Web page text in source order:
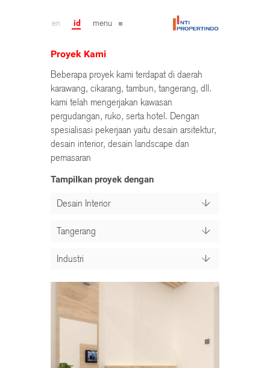
en id menu
Proyek Kami
Beberapa proyek kami terdapat di daerah
karawang, cikarang, tambun, tangerang, dll.
kami telah mengerjakan kawasan
pergudangan, ruko, serta hotel. Dengan
spesialisasi pekerjaan yaitu desain arsitektur,
desain interior, desain landscape dan
pemasaran
Tampilkan proyek dengan
Desain Interior
Tangerang
Industri